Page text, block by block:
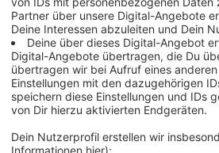
ESB ergreift
Anzeige
Wassersport ist
verschlucken.